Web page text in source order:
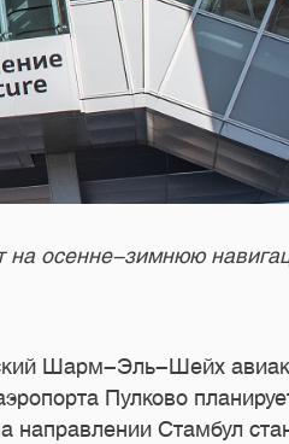
на осенне-зимнюю
Шарм-Эль-Шейх
Пулково
направлении Стамбул